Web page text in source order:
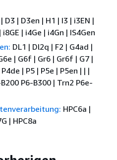
D3 | D3en | H1 | I3 | i3EN |
| i4Ge | i4Gn | IS4Gen
DL1 | Dl2q | F2 | G4ad |
| G6f | Gr6 | Gr6f | G7 |
| P5 | P5e | P5en | | |
P6-B300 | Trn2 P6e-
HPC6a |
| HPC8a